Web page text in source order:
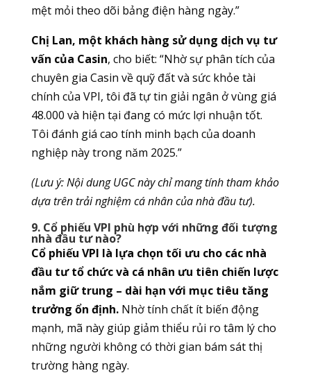
mệt mỏi theo dõi bảng điện hàng ngày.”
Chị Lan, một khách hàng sử dụng dịch vụ tư
vấn của Casin, cho biết: “Nhờ sự phân tích của
chuyên gia Casin về quỹ đất và sức khỏe tài
chính của VPI, tôi đã tự tin giải ngân ở vùng giá
48.000 và hiện tại đang có mức lợi nhuận tốt.
Tôi đánh giá cao tính minh bạch của doanh
nghiệp này trong năm 2025.”
(Lưu ý: Nội dung UGC này chỉ mang tính tham khảo
dựa trên trải nghiệm cá nhân của nhà đầu tư).
9. Cổ phiếu VPI phù hợp với những đối tượng
nhà đầu tư nào?
Cổ phiếu VPI là lựa chọn tối ưu cho các nhà
đầu tư tổ chức và cá nhân ưu tiên chiến lược
nắm giữ trung – dài hạn với mục tiêu tăng
trưởng ổn định.Nhờ tính chất ít biến động
mạnh, mã này giúp giảm thiểu rủi ro tâm lý cho
những người không có thời gian bám sát thị
trường hàng ngày.